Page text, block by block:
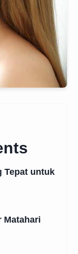
Tepat untuk
Matahari